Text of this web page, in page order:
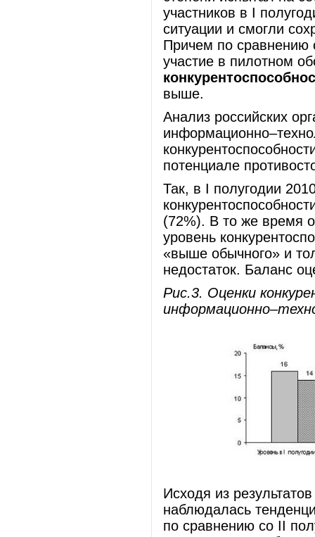
участников в I
ситуации и смогли
Причем по сравнению
участие в пилотном
выше.
Анализ российских
потенциале
Так, в I полугодии
(72%). В то же время
уровень
«выше обычного» и
недостаток. Баланс
Рис.3. Оценки
Исходя из
наблюдалась
по сравнению со II